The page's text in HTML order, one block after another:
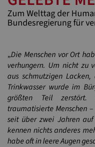
Zum Welttag der
Bundesregierung für
„Die Menschen vor Ort
verhungern. Um nicht zu
aus schmutzigen
Trinkwasser wurde im
größten Teil zerstört.
traumatisierte Menschen
seit über zwei Jahren
kennen nichts anderes
habe oft in leere Augen